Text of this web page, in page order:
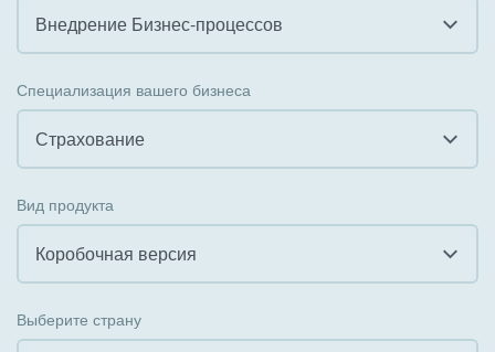
Внедрение Бизнес-процессов
Внедрение КЭДО
Интеграция с 1С
Организация задач и проектов
Внедрение Бизнес-процессов
Специализация вашего бизнеса
Страхование
Государственные организации
Коммунальные услуги, ЖКХ
Вид продукта
Коробочная версия
Выберите страну